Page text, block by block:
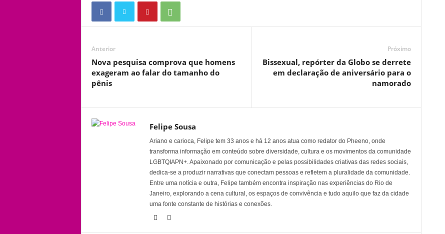
Anterior
Nova pesquisa comprova que homens
exageram ao falar do tamanho do
pênis
Próximo
Bissexual, repórter da Globo se derrete
em declaração de aniversário para o
namorado
Felipe Sousa
Ariano e carioca, Felipe tem 33 anos e há 12 anos atua como redator do Pheeno, onde
transforma informação em conteúdo sobre diversidade, cultura e os movimentos da comunidade
LGBTQIAPN+. Apaixonado por comunicação e pelas possibilidades criativas das redes sociais,
dedica-se a produzir narrativas que conectam pessoas e refletem a pluralidade da comunidade.
Entre uma notícia e outra, Felipe também encontra inspiração nas experiências do Rio de
Janeiro, explorando a cena cultural, os espaços de convivência e tudo aquilo que faz da cidade
uma fonte constante de histórias e conexões.